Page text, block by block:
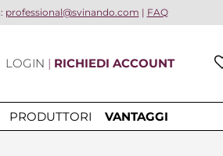
professional@svinando.com | FAQ
LOGIN | RICHIEDI ACCOUNT
PRODUTTORI VANTAGGI